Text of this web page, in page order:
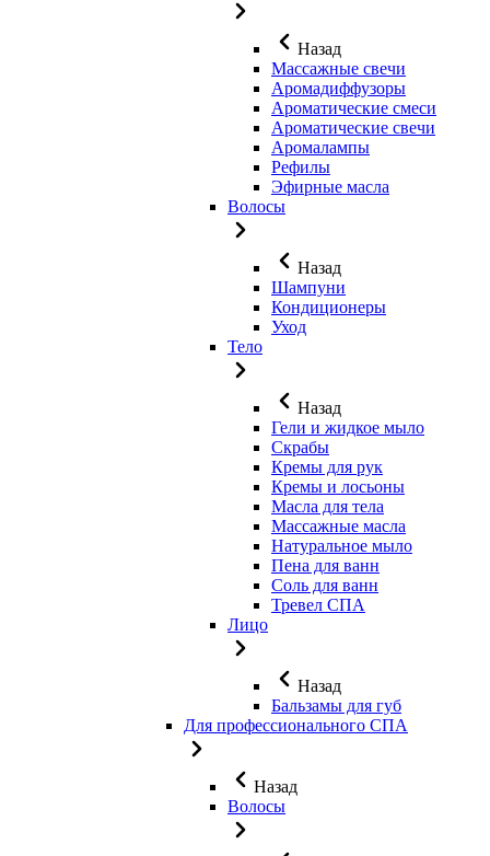
Назад
Массажные свечи
Аромадиффузоры
Ароматические смеси
Ароматические свечи
Аромалампы
Рефилы
Эфирные масла
Волосы
Назад
Шампуни
Кондиционеры
Уход
Тело
Назад
Гели и жидкое мыло
Скрабы
Кремы для рук
Кремы и лосьоны
Масла для тела
Массажные масла
Натуральное мыло
Пена для ванн
Соль для ванн
Тревел СПА
Лицо
Назад
Бальзамы для губ
Для профессионального СПА
Назад
Волосы